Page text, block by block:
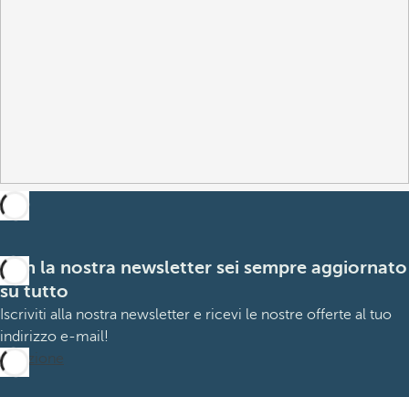
Con la nostra newsletter sei sempre aggiornato
su tutto
Iscriviti alla nostra newsletter e ricevi le nostre offerte al tuo
indirizzo e-mail!
Iscrizione